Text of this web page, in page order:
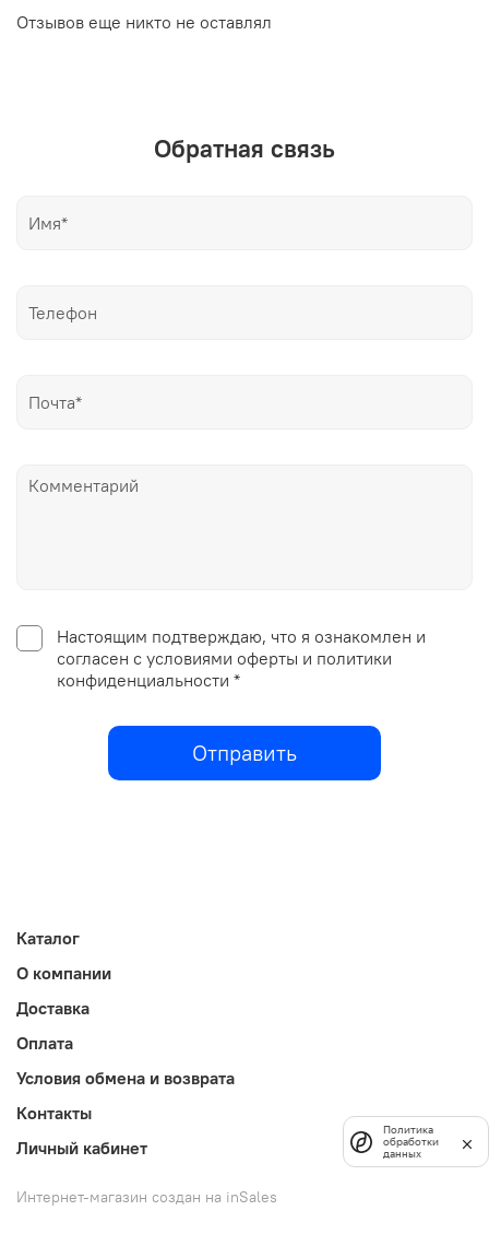
Отзывов еще никто не оставлял
Обратная связь
Настоящим подтверждаю, что я ознакомлен и
согласен с условиями оферты и политики
конфиденциальности *
Отправить
Каталог
О компании
Доставка
Оплата
Условия обмена и возврата
Контакты
Личный кабинет
Интернет-магазин создан на inSales
Политика
обработки
данных